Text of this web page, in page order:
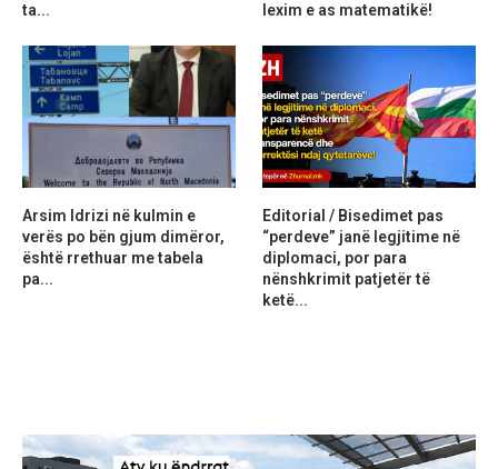
ta...
lexim e as matematikë!
Arsim Idrizi në kulmin e
verës po bën gjum dimëror,
është rrethuar me tabela
pa...
Editorial / Bisedimet pas
“perdeve” janë legjitime në
diplomaci, por para
nënshkrimit patjetër të
ketë...